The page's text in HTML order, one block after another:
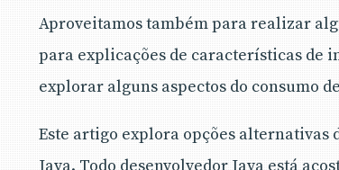
Aproveitamos também para realizar
para explicações de características de
explorar alguns aspectos do consumo
Este artigo explora opções